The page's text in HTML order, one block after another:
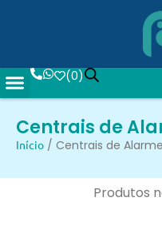
(0)
Centrais de
Início / Centrais de
Produtos